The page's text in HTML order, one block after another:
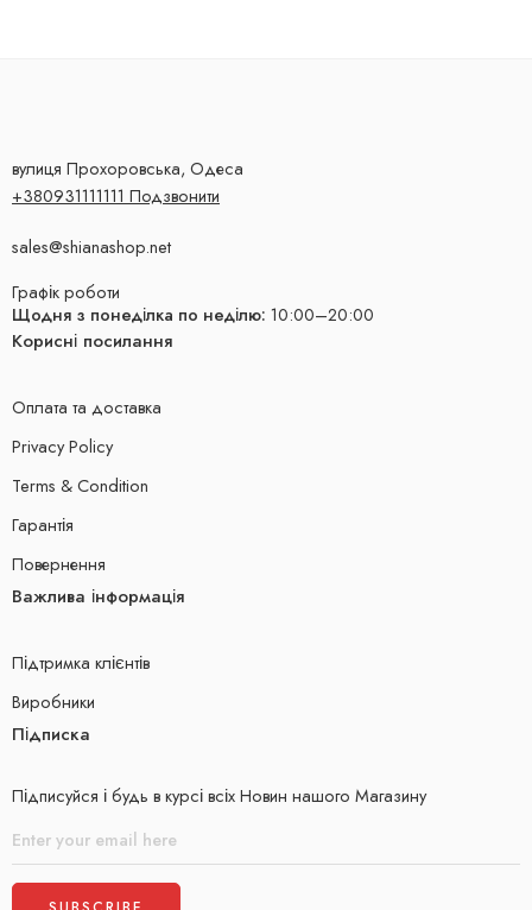
вулиця Прохоровська, Одеса
+380931111111 Подзвонити
sales@shianashop.net
Графік роботи
Щодня з понеділка по неділю: 10:00–20:00
Корисні посилання
Оплата та доставка
Privacy Policy
Terms & Condition
Гарантія
Повернення
Важлива інформація
Підтримка клієнтів
Виробники
Підписка
Підписуйся і будь в курсі всіх Новин нашого Магазину